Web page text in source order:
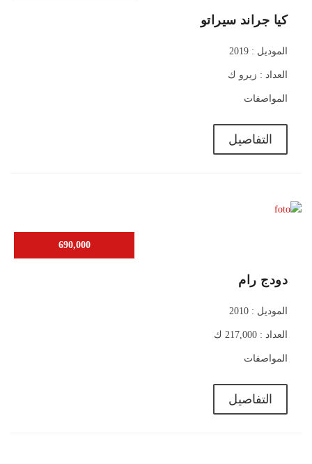
كيا جراند سيراتو
الموديل : 2019
العداد : زيرو ك
المواصفات
التفاصيل
690,000
دودج رام
الموديل : 2010
العداد : 217,000 ك
المواصفات
التفاصيل